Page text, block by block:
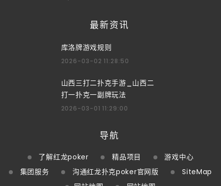
最新资讯
库洛牌游戏规则
2026-03-02 11:28:50
山西三打二扑克手游_山西二
打一扑克一副牌玩法
2026-03-01 11:29:00
导航
了解红龙poker 精品项目
游戏中心
集团服务
沟通红龙扑克poker官网版
SiteMap